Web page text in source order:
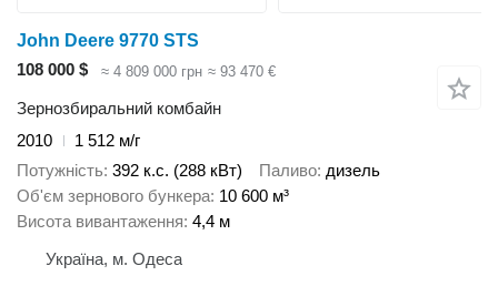
John Deere 9770 STS
108 000 $
≈ 4 809 000 грн ≈ 93 470 €
Зернозбиральний комбайн
2010
1 512 м/г
Потужність 392 к.с. (288 кВт) Паливо дизель
Об'єм зернового бункера 10 600 м³
Висота вивантаження 4,4 м
Україна, м. Одеса